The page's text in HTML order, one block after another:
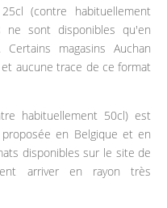
(contre habituellement
ne sont disponibles qu'en
Certains magasins Auchan
aucune trace de ce format
habituellement 50cl) est
en Belgique et en
disponibles sur le site de
arriver en rayon très